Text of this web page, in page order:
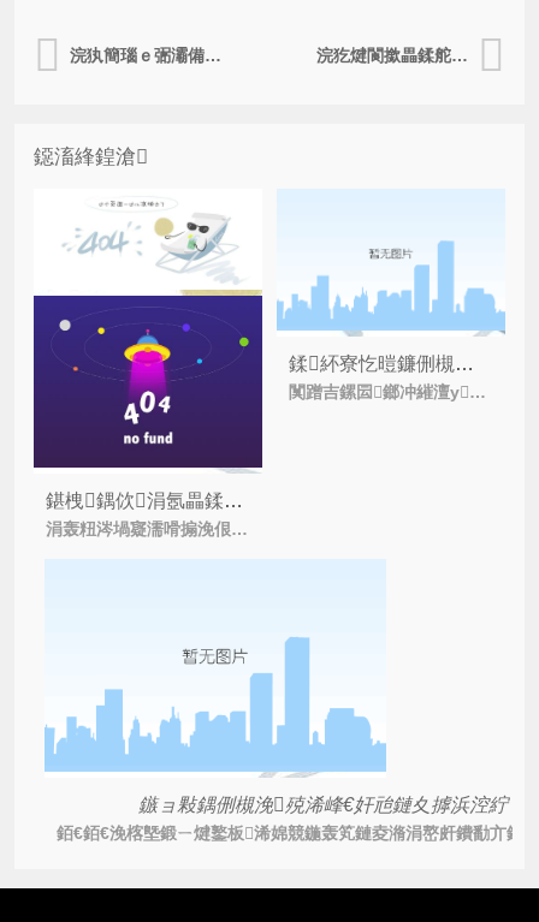
浣犱簡瑙ｅ弻灞備簩缁寸爜闃蹭吉鏍囩鍏风殑浼樺娍鐗圭偣鍚楋紵 浣犵煡閬撳畾鍒舵彮寮€鐣欏簳闃蹭吉鏍囩鍙互甯︽潵鍝簺浼樺娍鍚楋紵
鐚滀綘鍠滄
鍖栧鍝佽涓氬畾鍒朵簩缁寸爜闃蹭吉婧簮绯荤粺鏈夊摢浜涙柟闈㈢殑闇€姹傦紵
涓轰粈涔堝寲濡嗗搧浼佷笟閮界悍绾峰畾鍒朵簩缁寸爜闃蹭吉婧簮绯荤粺?濡備粖甯傚満涓婄殑鍋囪揣鐗瑰埆澶氾紝鍚勪釜琛屼笟閮藉簲璇ラ噸瑙嗛槻浼紝
鍒紑寮忔暟鐮侀槻浼爣绛剧殑鍒朵綔姝ラ
闃蹭吉鏍囩鎯冲繀澶у骞朵笉闄岀敓锛屽叾浣滅敤鍜屾晥鏋滃ぇ瀹跺簲璇ラ兘鏈変綋浼氥€傜幇鍦ㄨ櫧鐒朵篃鏈変笓闂ㄧ殑闃蹭吉浼佷笟鍜屽嵃鍒峰巶鐢?/i>
鏃ョ敤鍝侀槻浼殑浠峰€奸兘鏈夊摢浜涳紵